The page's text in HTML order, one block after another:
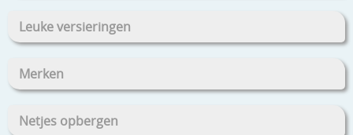
Leuke versieringen
Merken
Netjes opbergen